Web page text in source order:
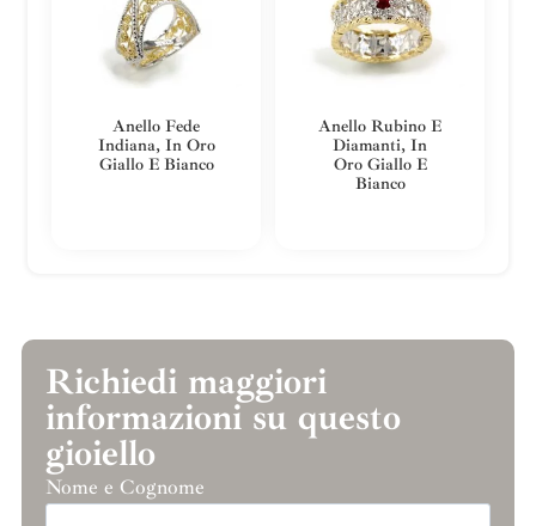
Anello Fede
Indiana, In Oro
Giallo E Bianco
Anello Rubino E
Diamanti, In
Oro Giallo E
Bianco
Richiedi maggiori
informazioni su questo
gioiello
Nome e Cognome